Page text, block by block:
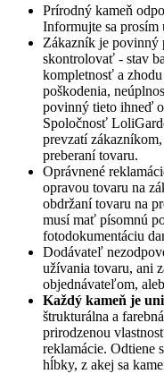
Prírodný kameň
Informujte sa prosím
Zákazník je povinný
skontrolovať - stav
kompletnosť a
poškodenia,
povinný tieto ihneď
Spoločnosť
prevzatí
preberaní tovaru.
Oprávnené
opravou tovaru na
obdržaní tovaru na
musí mať písomnú
fotodokumentáciu
Dodávateľ
užívania tovaru, ani
objednávateľom,
Každý kameň je
štrukturálna a
prirodzenou
reklamácie. Odtiene
hĺbky, z akej sa